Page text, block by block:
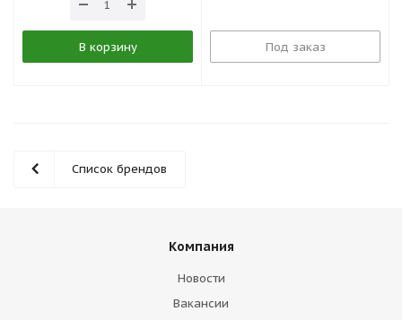
В корзину Под заказ
Список брендов
Компания
Новости
Вакансии